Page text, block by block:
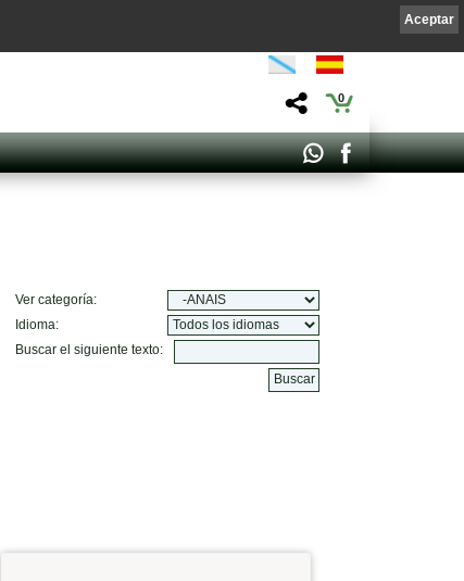
0
Ver categoría:
Idioma:
Buscar el siguiente texto:
Aceptar